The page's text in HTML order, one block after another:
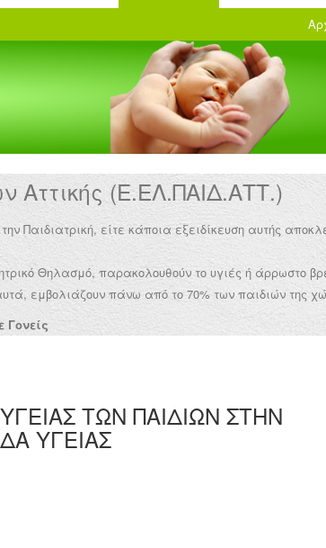
(Ε.ΕΛ.ΠΑΙΔ.ΑΤΤ.)
Παιδιατρική, είτε κάποια εξειδίκευση αυτής
Θηλασμό, παρακολουθούν το υγιές ή άρρωστο
εμβολιάζουν πάνω από το 70% των παιδιών της
Γονείς
ΤΩΝ ΠΑΙΔΙΩΝ ΣΤΗΝ
ΥΓΕΙΑΣ